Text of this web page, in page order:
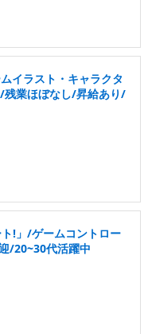
イラスト・キャラクタ
残業ほぼなし/昇給あり/
!」/ゲームコントロー
/20~30代活躍中